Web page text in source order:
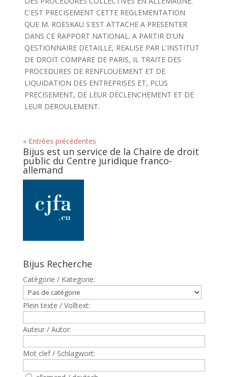
C'EST PRECISEMENT CETTE REGLEMENTATION
QUE M. ROESKAU S'EST ATTACHE A PRESENTER
DANS CE RAPPORT NATIONAL. A PARTIR D'UN
QESTIONNAIRE DETAILLE, REALISE PAR L'INSTITUT
DE DROIT COMPARE DE PARIS, IL TRAITE DES
PROCEDURES DE RENFLOUEMENT ET DE
LIQUIDATION DES ENTREPRISES ET, PLUS
PRECISEMENT, DE LEUR DECLENCHEMENT ET DE
LEUR DEROULEMENT.
« Entrées précédentes
Bijus est un service de la Chaire de droit
public du Centre juridique franco-
allemand
Bijus Recherche
Catègorie / Kategorie:
Plein texte / Volltext:
Auteur / Autor:
Mot clef / Schlagwort: